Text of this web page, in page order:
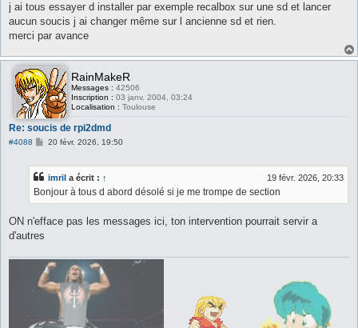
j ai tous essayer d installer par exemple recalbox sur une sd et lancer
aucun soucis j ai changer même sur l ancienne sd et rien.
merci par avance
RainMakeR
Messages : 42506
Inscription : 03 janv. 2004, 03:24
Localisation : Toulouse
Re: soucis de rpi2dmd
#4088
M
a
g
20 févr. 2026, 19:50
imril a écrit : ↑ 19 févr. 2026, 20:33
Bonjour à tous d abord désolé si je me trompe de section
ON n'efface pas les messages ici, ton intervention pourrait servir a
d'autres